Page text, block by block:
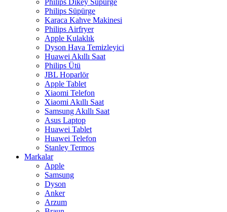
Philips Dikey Süpürge
Philips Süpürge
Karaca Kahve Makinesi
Philips Airfryer
Apple Kulaklık
Dyson Hava Temizleyici
Huawei Akıllı Saat
Philips Ütü
JBL Hoparlör
Apple Tablet
Xiaomi Telefon
Xiaomi Akıllı Saat
Samsung Akıllı Saat
Asus Laptop
Huawei Tablet
Huawei Telefon
Stanley Termos
Markalar
Apple
Samsung
Dyson
Anker
Arzum